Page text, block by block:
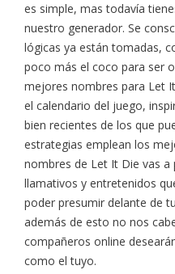
es simple, mas todavía
nuestro generador. Se
lógicas ya están tomadas,
poco más el coco para ser
mejores nombres para Let
el calendario del juego,
bien recientes de los que
estrategias emplean los
nombres de Let It Die vas
llamativos y entretenidos
poder presumir delante de
además de esto no nos
compañeros online
como el tuyo.